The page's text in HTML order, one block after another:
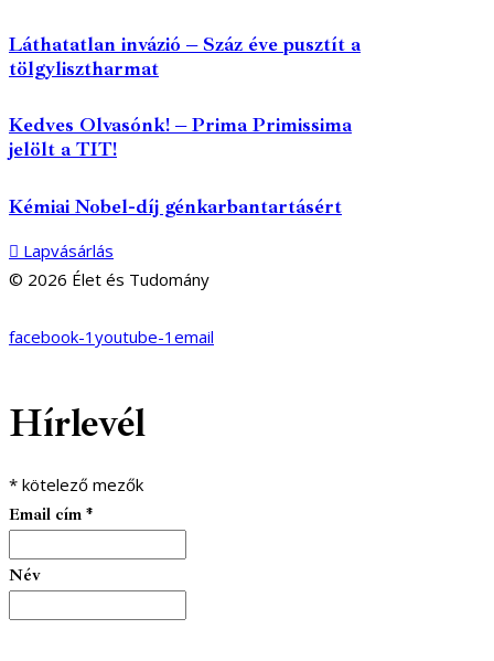
Láthatatlan invázió – Száz éve pusztít a
tölgylisztharmat
Kedves Olvasónk! – Prima Primissima
jelölt a TIT!
Kémiai Nobel-díj génkarbantartásért
Lapvásárlás
© 2026 Élet és Tudomány
facebook-1 youtube-1 email
Hírlevél
* kötelező mezők
Email cím *
Név